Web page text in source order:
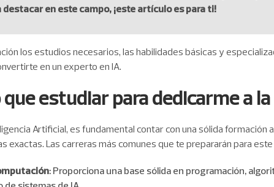
destacar en este campo, ¡este artículo es para ti!
los estudios necesarios, las habilidades básicas y
en un experto en IA.
que estudiar para dedicarme a
Artificial, es fundamental contar con una sólida formación
exactas. Las carreras más comunes que te prepararán para
: Proporciona una base sólida en programación,